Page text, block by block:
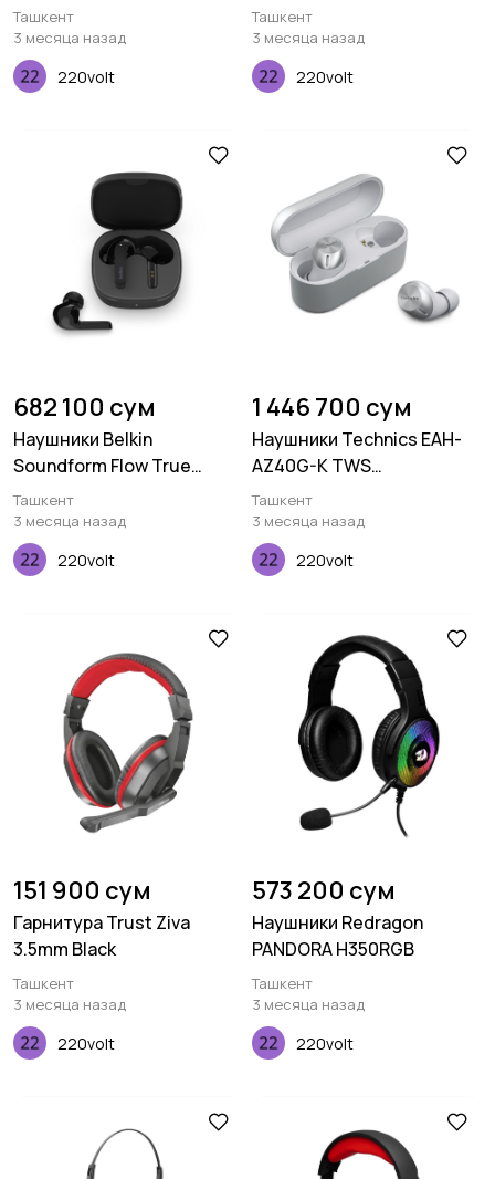
duo NC
Ташкент
3 месяца назад
220volt
Ташкент
3 месяца назад
220volt
682 100 сум
Наушники Belkin
Soundform Flow True
Wireless Black
Ташкент
3 месяца назад
220volt
1 446 700 сум
Наушники Technics EAH-
AZ40G-K TWS
JustMyVoice™ IPX4 Black
Ташкент
3 месяца назад
220volt
151 900 сум
Гарнитура Trust Ziva
3.5mm Black
Ташкент
3 месяца назад
220volt
573 200 сум
Наушники Redragon
PANDORA H350RGB
Ташкент
3 месяца назад
220volt